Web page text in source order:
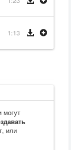
1:13
могут
или